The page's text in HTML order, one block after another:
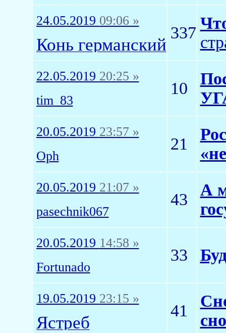
24.05.2019 09:06 »
Конь германский
337
22.05.2019 20:25 »
tim_83
10
20.05.2019 23:57 »
Oph
21
20.05.2019 21:07 »
pasechnik067
43
А
20.05.2019 14:58 »
Fortunado
33
19.05.2019 23:15 »
Ястреб
41